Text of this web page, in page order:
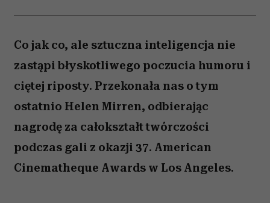
Co jak co, ale sztuczna inteligencja nie
zastąpi błyskotliwego poczucia humoru i
ciętej riposty. Przekonała nas o tym
ostatnio Helen Mirren, odbierając
nagrodę za całokształt twórczości
podczas gali z okazji 37. American
Cinematheque Awards w Los Angeles.